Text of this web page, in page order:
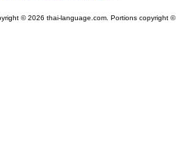
© 2026 thai-language.com. Portions copyright